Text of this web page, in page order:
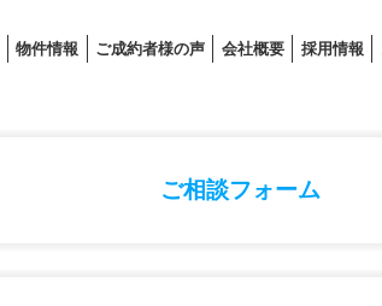
物件情報 ご成約者様の声 会社概要 採⽤情報
ご相談フォーム